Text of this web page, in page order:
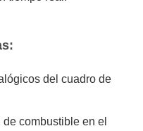
del cuadro de
combustible en el